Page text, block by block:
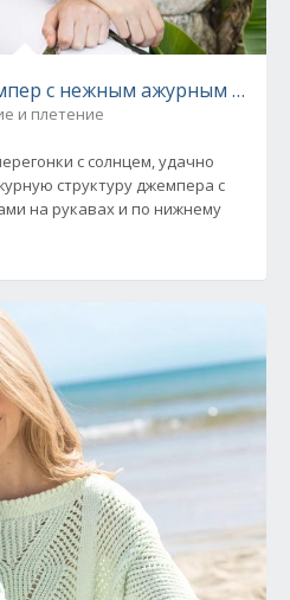
с нежным ажурным
и плетение
с солнцем, удачно
структуру джемпера с
на рукавах и по нижнему